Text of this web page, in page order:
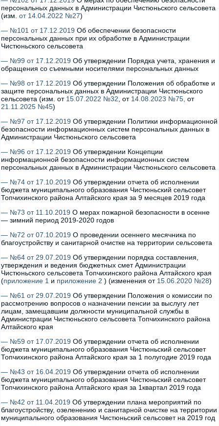
персональных данных в Администрации Чистюньского сельсовета
(изм. от 14.04.2022 №27)
— №101 от 17.12.2019 Об обеспечении безопасности
персональных данных при их обработке в Администрации
Чистюньского сельсовета
— №99 от 17.12.2019 Об утверждении Порядка учета, хранения и
обращения со съемными носителями персональных данных
— №98 от 17.12.2019 Об утверждении Положения об обработке и
защите персональных данных в Администрации Чистюньского
сельсовета (изм. от 15.07.2022 №32 , от 14.08.2023 №75, от
21.11.2025 №45)
— №97 от 17.12.2019 Об утверждении Политики информационной
безопасности информационных систем персональных данных в
Администрации Чистюньского сельсовета
— №96 от 17.12.2019 Об утверждении Концепции
информационной безопасности информационных систем
персональных данных в Администрации Чистюньского сельсовета
— №74 от 17.10.2019 Об утверждении отчета об исполнении
бюджета муниципального образования Чистюньский сельсовет
Топчихинского района Алтайского края за 9 месяцев 2019 года
— №73 от 11.10.2019 О мерах пожарной безопасности в осенне
— зимний период 2019-2020 годов
— №72 от 07.10.2019 О проведении осеннего месячника по
благоустройству и санитарной очистке на территории сельсовета
— №64 от 29.07.2019 Об утверждении порядка составления,
утверждения и ведения бюджетных смет Администрации
Чистюньского сельсовета Топчихинского района Алтайского края
(приложение 1 и приложение 2 ) (изменения от 15.06.2020 №28)
— №61 от 29.07.2019 Об утверждении Положения о комиссии по
рассмотрению вопросов о назначении пенсии за выслугу лет
лицам, замещавшим должности муниципальной службы в
Администрации Чистюньского сельсовета Топчихинского района
Алтайского края
— №59 от 17.07.2019 Об утверждении отчета об исполнении
бюджета муниципального образования Чистюньский сельсовет
Топчихинского района Алтайского края за 1 полугодие 2019 года
— №43 от 16.04.2019 Об утверждении отчета об исполнении
бюджета муниципального образования Чистюньский сельсовет
Топчихинского района Алтайского края за 1квартал 2019 года
— №42 от 11.04.2019 Об утверждении плана мероприятий по
благоустройству, озеленению и санитарной очистке на территории
муниципального образования Чистюньский сельсовет на 2019 год